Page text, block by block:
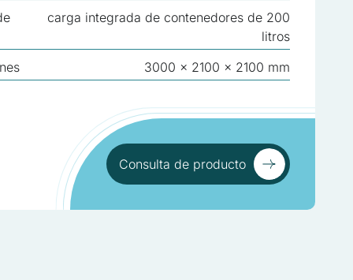
carga integrada de contenedores de 200
litros
3000 x 2100 x 2100 mm
Consulta de producto